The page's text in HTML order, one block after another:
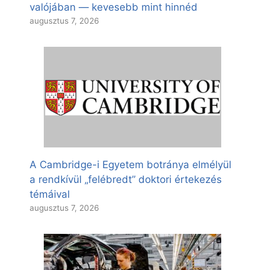
valójában — kevesebb mint hinnéd
augusztus 7, 2026
A Cambridge-i Egyetem botránya elmélyül
a rendkívül „felébredt” doktori értekezés
témáival
augusztus 7, 2026